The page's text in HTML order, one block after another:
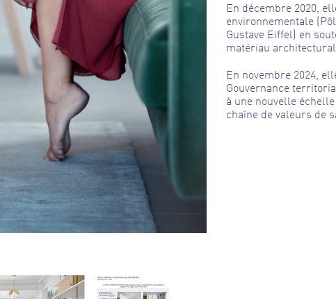
En décembre 2020,
environnementale
Gustave Eiffel) en
matériau
En novembre 2024,
Gouvernance
à une nouvelle
chaîne de valeurs de